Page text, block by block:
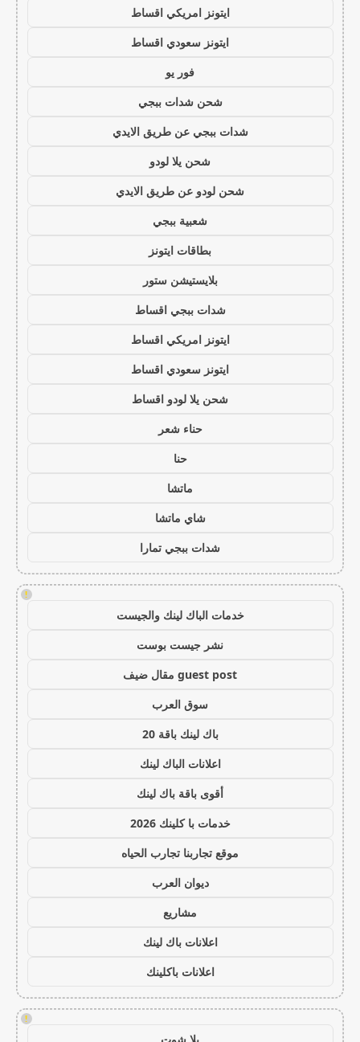
ايتونز امريكي اقساط
ايتونز سعودي اقساط
فور يو
شحن شدات ببجي
شدات ببجي عن طريق الايدي
شحن يلا لودو
شحن لودو عن طريق الايدي
شعبية ببجي
بطاقات ايتونز
بلايستيشن ستور
شدات ببجي اقساط
ايتونز امريكي اقساط
ايتونز سعودي اقساط
شحن يلا لودو اقساط
حناء شعر
حنا
ماتشا
شاي ماتشا
شدات ببجي تمارا
!
خدمات الباك لينك والجيست
نشر جيست بوست
guest post مقال ضيف
سوق العرب
باك لينك باقة 20
اعلانات الباك لينك
أقوى باقة باك لينك
خدمات با كلينك 2026
موقع تجاربنا تجارب الحياه
ديوان العرب
مشاريع
اعلانات باك لينك
اعلانات باكلينك
!
يلا شوت